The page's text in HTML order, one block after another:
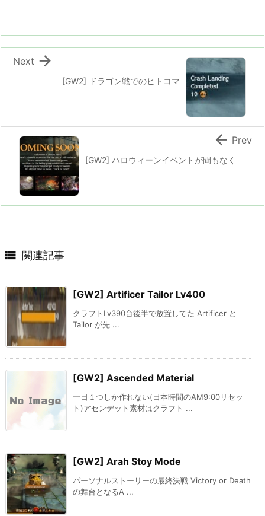
[GW2] ドラゴン戦でのヒトコマ

Next
[GW2] ハロウィーンイベントが間もなく
 Prev
 関連記事
[GW2] Artificer Tailor Lv400
クラフトLv390台後半で放置してた Artificer と
Tailor が先 ...
[GW2] Ascended Material
一日１つしか作れない(日本時間のAM9:00リセッ
ト)アセンデット素材はクラフト ...
[GW2] Arah Stoy Mode
パーソナルストーリーの最終決戦 Victory or Death
の舞台となるA ...